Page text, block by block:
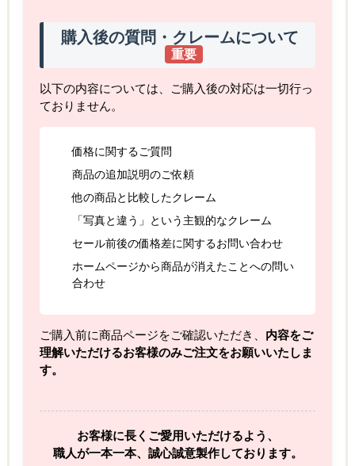
購入後の質問・クレームについて
重要
以下の内容については、ご購入後の対応は一切行っ
ておりません。
価格に関するご質問
商品の追加説明のご依頼
他の商品と比較したクレーム
「写真と違う」という主観的なクレーム
セール前後の価格差に関するお問い合わせ
ホームページから商品が消えたことへの問い
合わせ
ご購入前に商品ページをご確認いただき、 内容をご
理解いただけるお客様のみご注文をお願いいたしま
す。
お客様に長くご愛用いただけるよう、
職人が一本一本、誠心誠意製作しております。